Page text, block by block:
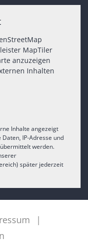
MapTiler
anzuzeigen
Inhalten
Inhalte angezeigt
IP-Adresse und
werden.
später jederzeit